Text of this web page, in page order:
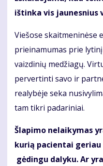
ištinka vis jaunesnius
Viešose skaitmeninėse
prieinamumas prie
vaizdinių medžiagų.
pervertinti savo ir
realybėje seka
tam tikri padariniai.
Šlapimo nelaikymas
kurią pacientai
gėdingu dalyku. Ar